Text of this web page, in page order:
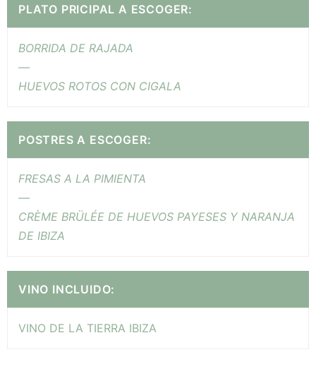
PLATO PRICIPAL A ESCOGER:
BORRIDA DE RAJADA
—
HUEVOS ROTOS CON CIGALA
POSTRES A ESCOGER:
FRESAS A LA PIMIENTA
—
CRÈME BRÜLÉE DE HUEVOS PAYESES Y NARANJA
DE IBIZA
VINO INCLUIDO:
VINO DE LA TIERRA IBIZA